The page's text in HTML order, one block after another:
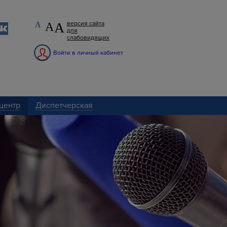
А АА версия сайта
для
слабовидящих
Войти в личный кабинет
Диспетчерская